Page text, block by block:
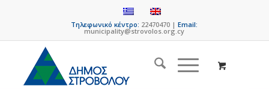
Τηλεφωνικό κέντρο: 22470470 |Email:
municipality@strovolos.org.cy